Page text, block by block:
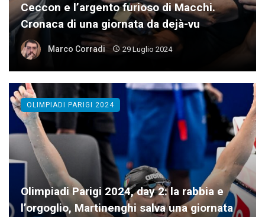
Ceccon e l’argento furioso di Macchi.
Cronaca di una giornata da dejà-vu
Marco Corradi 29 Luglio 2024
Olimpiadi Parigi 2024, day 2: la rabbia e
l’orgoglio, Martinenghi salva una giornata
OLIMPIADI PARIGI 2024